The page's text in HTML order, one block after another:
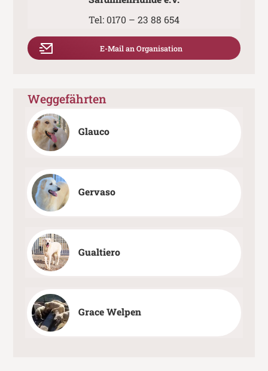
Tel: 0170 – 23 88 654
E-Mail an Organisation
Weggefährten
Glauco
Gervaso
Gualtiero
Grace Welpen